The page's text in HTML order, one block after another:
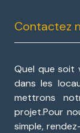
Contactez
Quel que soit
dans les
mettrons
projet.Pour
simple,